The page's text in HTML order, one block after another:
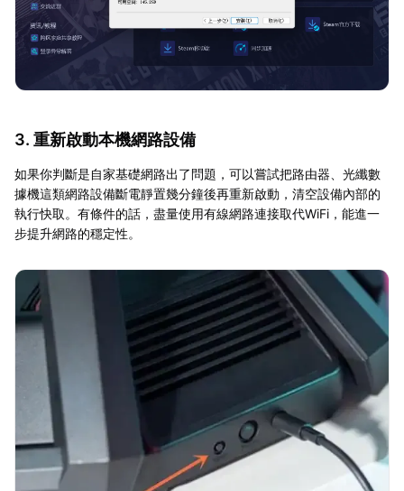
3. 重新啟動本機網路設備
如果你判斷是自家基礎網路出了問題，可以嘗試把路由器、光纖數
據機這類網路設備斷電靜置幾分鐘後再重新啟動，清空設備內部的
執行快取。有條件的話，盡量使用有線網路連接取代WiFi，能進一
步提升網路的穩定性。